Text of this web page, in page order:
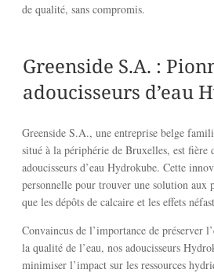
de qualité, sans compromis.
Greenside S.A. :
adoucisseurs d’eau
Greenside S.A., une entreprise belge
situé à la périphérie de Bruxelles, est fière
adoucisseurs d’eau Hydrokube. Cette
personnelle pour trouver une solution aux
que les dépôts de calcaire et les effets
Convaincus de l’importance de préserver
la qualité de l’eau, nos adoucisseurs
minimiser l’impact sur les ressources